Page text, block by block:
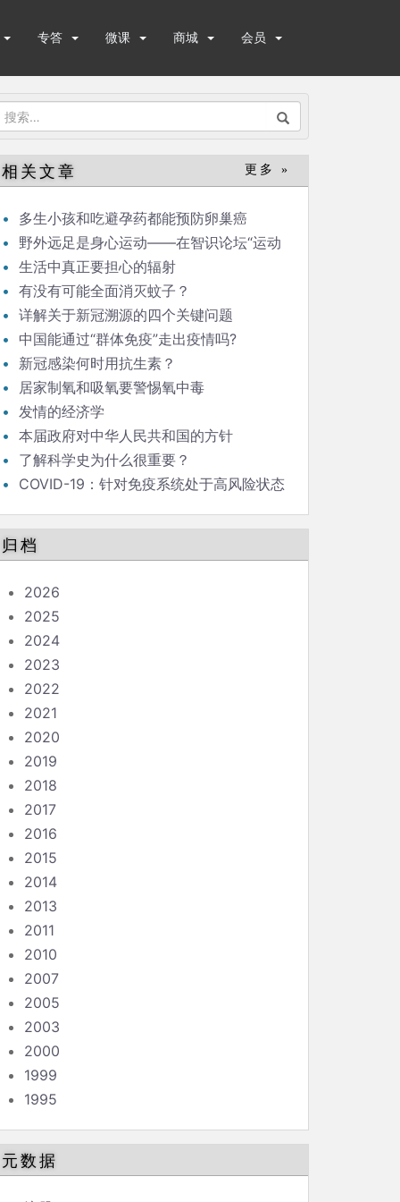
专答 微课 商城 会员
搜
：
相关文章 更多 »
多生小孩和吃避孕药都能预防卵巢癌
野外远足是身心运动——在智识论坛“运动
与健康”的发言
生活中真正要担心的辐射
有没有可能全面消灭蚊子？
详解关于新冠溯源的四个关键问题
中国能通过“群体免疫”走出疫情吗?
新冠感染何时用抗生素？
居家制氧和吸氧要警惕氧中毒
发情的经济学
本届政府对中华人民共和国的方针
了解科学史为什么很重要？
COVID-19：针对免疫系统处于高风险状态
归档
2026
2025
2024
2023
2022
2021
2020
2019
2018
2017
2016
2015
2014
2013
2011
2010
2007
2005
2003
2000
1999
1995
元数据